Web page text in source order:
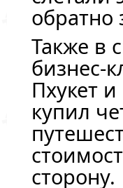
обратно
Также в
бизнес-
Пхукет
купил
сторону.